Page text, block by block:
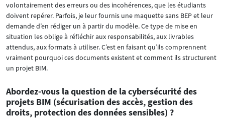
volontairement des erreurs ou des incohérences, que les étudiants
doivent repérer. Parfois, je leur fournis une maquette sans BEP et leur
demande d’en rédiger un à partir du modèle. Ce type de mise en
situation les oblige à réfléchir aux responsabilités, aux livrables
attendus, aux formats à utiliser. C’est en faisant qu’ils comprennent
vraiment pourquoi ces documents existent et comment ils structurent
un projet BIM.
Abordez-vous la question de la cybersécurité des
projets BIM (sécurisation des accès, gestion des
droits, protection des données sensibles) ?